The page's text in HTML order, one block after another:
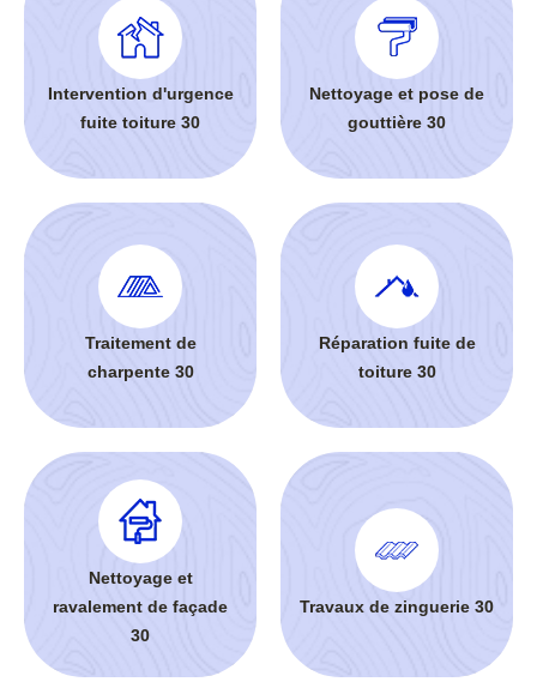
Intervention d'urgence
fuite toiture 30
Nettoyage et pose de
gouttière 30
Traitement de
charpente 30
Réparation fuite de
toiture 30
Nettoyage et
ravalement de façade
30
Travaux de zinguerie 30